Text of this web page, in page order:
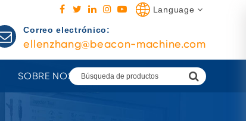
Language
Correo electrónico:
ellenzhang@beacon-machine.com
SOBRE NOSOTROS AGENTES